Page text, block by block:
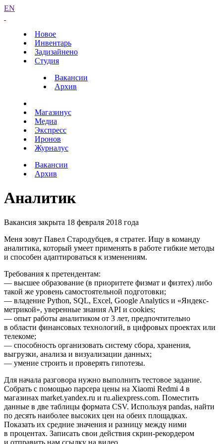
EN
Новое
Инвентарь
Задизайнено
Студия
Вакансии
Архив
Магазинус
Медиа
Экспресс
Иронов
Журналус
Вакансии
Архив
Аналитик
Вакансия закрыта 18 февраля 2018 года
Меня зовут Павел Стародубцев, я стратег. Ищу в команду
аналитика, который умеет применять в работе гибкие методы
и способен адаптироваться к изменениям.
Требования к претендентам:
— высшее образование (в приоритете физмат и физтех) либо
такой же уровень самостоятельной подготовки;
— владение Python, SQL, Excel, Google Analytics и «Яндекс-
метрикой», уверенные знания API и cookies;
— опыт работы аналитиком от 3 лет, предпочтительно
в области финансовых технологий, в цифровых проектах или
телекоме;
— способность организовать систему сбора, хранения,
выгрузки, анализа и визуализации данных;
— умение строить и проверять гипотезы.
Для начала разговора нужно выполнить тестовое задание.
Собрать с помощью парсера цены на Хiaomi Redmi 4 в
магазинах market.yandex.ru и ru.aliexpress.com. Поместить
данные в две таблицы формата CSV. Используя pandas, найти
по десять наиболее высоких цен на обеих площадках.
Показать их средние значения и разницу между ними
в процентах. Записать свои действия скрин-рекордером
и отправить нам ссылку на видео.